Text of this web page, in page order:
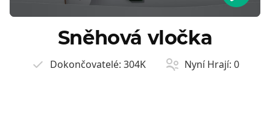
Sněhová vločka
Dokončovatelé: 304K Nyní Hrají: 0